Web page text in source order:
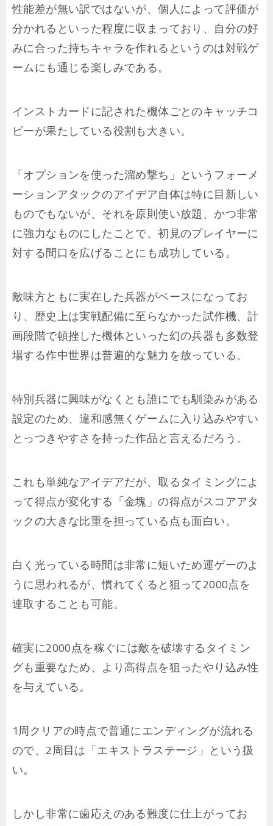
性能差が無い訳ではないが、個人によって評価が
分かれるといった程度に収まっており、自分の好
みに合った持ちキャラを作れるというのは対戦ゲ
ームにも通じる楽しみである。
インストカードに記された機体ごとのキャッチコ
ピーが果たしている役割も大きい。
「オプションを使った溜め撃ち」というフォーメ
ーションアタックのアイデア自体は特に目新しい
ものでもないが、それを原則使い放題、かつ非常
に強力なものにしたことで、初見のプレイヤーに
対する間口を広げることにも成功している。
敵味方ともに実在した兵器がベースになってお
り、歴史上は実戦配備に至らなかった試作機、計
画段階で頓挫した機体といった幻の兵器も多数登
場する作中世界は普遍的な魅力を放っている。
特別兵器に興味がなくとも誰にでも馴染みがある
設定のため、違和感無くゲームに入り込みやすい
とっつきやすさを持った作品と言えるだろう。
これも単純なアイデアだが、取るタイミングによ
って得点が変化する「金塊」の得点がスコアアタ
ックの大きな比重を担っている点も面白い。
白く光っている時間は非常に短いため運ゲーのよ
うに思われるが、慣れてくると狙って2000点を
連取することも可能。
確実に2000点を稼ぐには敵を破壊するタイミン
グも重要なため、より高得点を狙ったやり込み性
を与えている。
1周クリアの時点で普通にエンディングが流れる
ので、2周目は「エキストラステージ」という扱
い。
しかし非常に歯応えのある難度に仕上がってお